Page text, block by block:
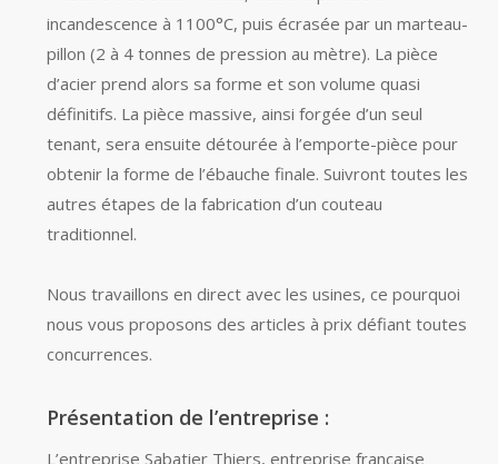
incandescence à 1100°C, puis écrasée par un marteau-
pillon (2 à 4 tonnes de pression au mètre). La pièce
d’acier prend alors sa forme et son volume quasi
définitifs. La pièce massive, ainsi forgée d’un seul
tenant, sera ensuite détourée à l’emporte-pièce pour
obtenir la forme de l’ébauche finale. Suivront toutes les
autres étapes de la fabrication d’un couteau
traditionnel.
Nous travaillons en direct avec les usines, ce pourquoi
nous vous proposons des articles à prix défiant toutes
concurrences.
Présentation de l’entreprise :
L’entreprise Sabatier Thiers, entreprise française